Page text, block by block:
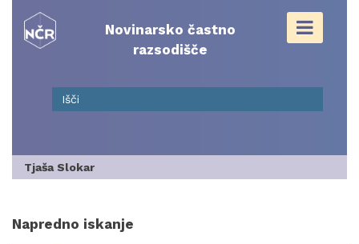
content
Novinarsko častno
razsodišče
Tjaša Slokar
Napredno iskanje